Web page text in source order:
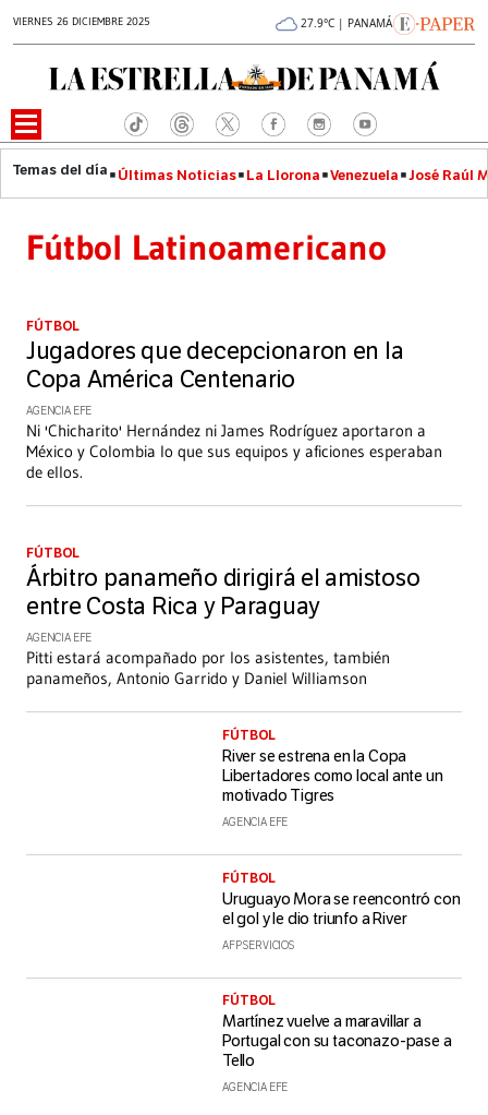
VIERNES 26 DICIEMBRE 2025 27.9°C | PANAMÁ
Últimas Noticias La Llorona Venezuela José Raúl
Fútbol Latinoamericano
FÚTBOL
Jugadores que decepcionaron en la
Copa América Centenario
AGENCIA EFE
Ni 'Chicharito' Hernández ni James Rodríguez aportaron a
México y Colombia lo que sus equipos y aficiones esperaban
de ellos.
FÚTBOL
Árbitro panameño dirigirá el amistoso
entre Costa Rica y Paraguay
AGENCIA EFE
Pitti estará acompañado por los asistentes, también
panameños, Antonio Garrido y Daniel Williamson
FÚTBOL
River se estrena en la Copa
Libertadores como local ante un
motivado Tigres
AGENCIA EFE
FÚTBOL
Uruguayo Mora se reencontró con
el gol y le dio triunfo a River
AFP SERVICIOS
FÚTBOL
Martínez vuelve a maravillar a
Portugal con su taconazo-pase a
Tello
AGENCIA EFE